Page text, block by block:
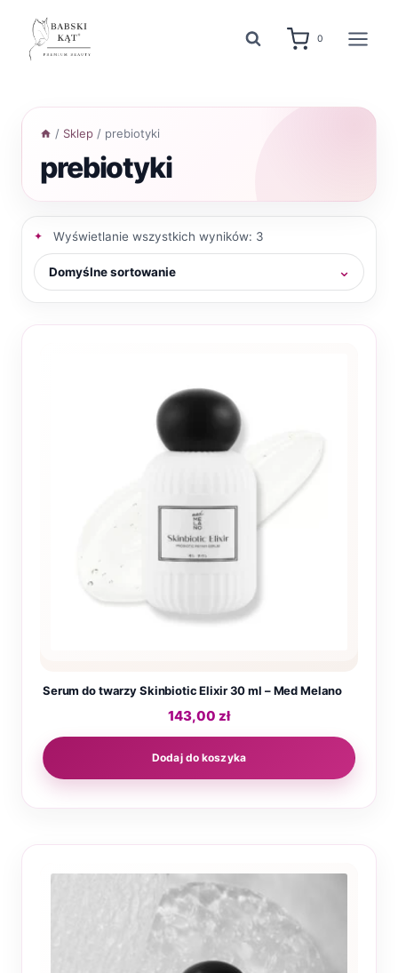
treści
0
/ Sklep / prebiotyki
prebiotyki
Wyświetlanie wszystkich wyników: 3
Serum do twarzy Skinbiotic Elixir 30 ml – Med Melano
143,00 zł
Dodaj do koszyka